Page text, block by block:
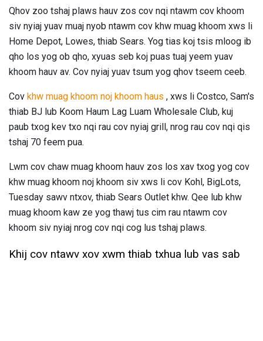
Qhov zoo tshaj plaws hauv zos cov nqi ntawm cov khoom
siv nyiaj yuav muaj nyob ntawm cov khw muag khoom xws li
Home Depot, Lowes, thiab Sears. Yog tias koj tsis mloog ib
qho los yog ob qho, xyuas seb koj puas tuaj yeem yuav
khoom hauv av. Cov nyiaj yuav tsum yog qhov tseem ceeb.
Cov khw muag khoom noj khoom haus , xws li Costco, Sam's
thiab BJ lub Koom Haum Lag Luam Wholesale Club, kuj
paub txog kev txo nqi rau cov nyiaj grill, nrog rau cov nqi qis
tshaj 70 feem pua.
Lwm cov chaw muag khoom hauv zos los xav txog yog cov
khw muag khoom noj khoom siv xws li cov Kohl, BigLots,
Tuesday sawv ntxov, thiab Sears Outlet khw. Qee lub khw
muag khoom kaw ze yog thawj tus cim rau ntawm cov
khoom siv nyiaj nrog cov nqi cog lus tshaj plaws.
Khij cov ntawv xov xwm thiab txhua lub vas sab